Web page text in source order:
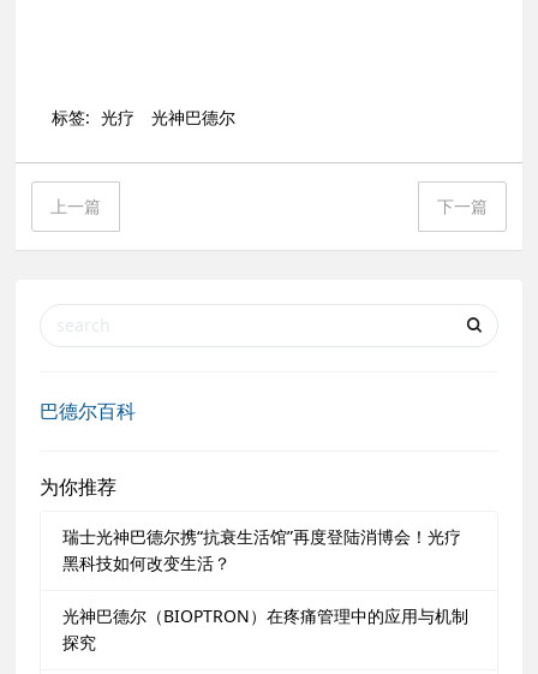
标签: 光疗 光神巴德尔
上一篇 下一篇
巴德尔百科
为你推荐
瑞士光神巴德尔携“抗衰生活馆”再度登陆消博会！光疗
黑科技如何改变生活？
光神巴德尔（BIOPTRON）在疼痛管理中的应用与机制
探究